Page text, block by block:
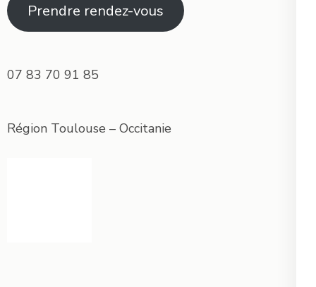
Prendre rendez-vous
07 83 70 91 85
Région Toulouse – Occitanie